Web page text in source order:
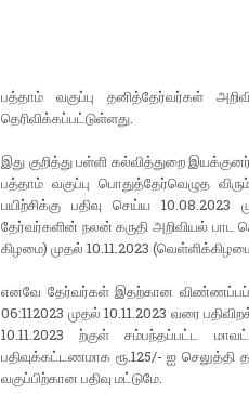
பத்தாம் வகுப்பு தனித்தேர்வர்கள்
தெரிவிக்கப்பட்டுள்ளது.
இது குறித்து பள்ளி கல்வித்துறை
பத்தாம் வகுப்பு பொதுத்தேர்வெழுத
பயிற்சிக்கு பதிவு செய்ய
தேர்வர்களின் நலன் கருதி அறிவியல் பாட
கிழமை) முதல் 10.11.2023
எனவே தேர்வர்கள் இதற்கான
06:112023 முதல் 10.11.2023 வரை
10.11.2023 ற்குள் சம்பந்தப்பட்ட
பதிவுக்கட்டணமாக ரூ.125/- ஐ
வகுப்பிற்கான பதிவு மட்டுமே.